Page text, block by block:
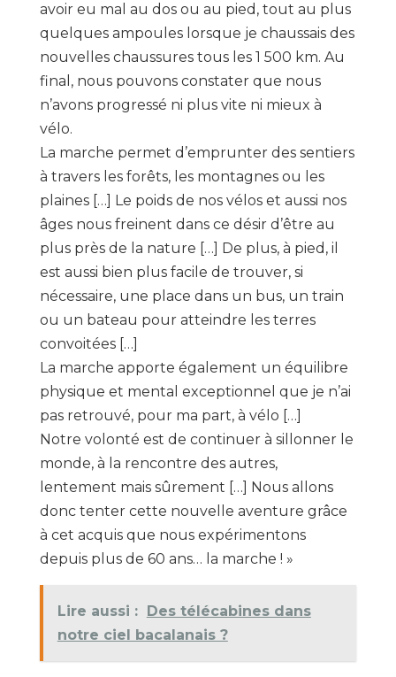
avoir eu mal au dos ou au pied, tout au plus
quelques ampoules lorsque je chaussais des
nouvelles chaussures tous les 1 500 km. Au
final, nous pouvons constater que nous
n’avons progressé ni plus vite ni mieux à
vélo.
La marche permet d’emprunter des sentiers
à travers les forêts, les montagnes ou les
plaines […] Le poids de nos vélos et aussi nos
âges nous freinent dans ce désir d’être au
plus près de la nature […] De plus, à pied, il
est aussi bien plus facile de trouver, si
nécessaire, une place dans un bus, un train
ou un bateau pour atteindre les terres
convoitées […]
La marche apporte également un équilibre
physique et mental exceptionnel que je n’ai
pas retrouvé, pour ma part, à vélo […]
Notre volonté est de continuer à sillonner le
monde, à la rencontre des autres,
lentement mais sûrement […] Nous allons
donc tenter cette nouvelle aventure grâce
à cet acquis que nous expérimentons
depuis plus de 60 ans… la marche ! »
Lire aussi :
Des télécabines dans
notre ciel bacalanais ?